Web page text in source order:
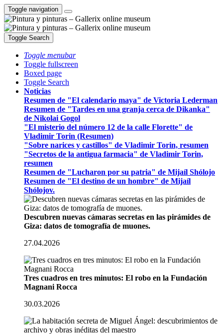
Toggle navigation
Toggle Search
Toggle menubar
Toggle fullscreen
Boxed page
Toggle Search
Noticias
Resumen de "El calendario maya" de Victoria Lederman
Resumen de "Tardes en una granja cerca de Dikanka"
de Nikolai Gogol
"El misterio del número 12 de la calle Florette" de
Vladimir Torin (Resumen)
"Sobre narices y castillos" de Vladimir Torin, resumen
"Secretos de la antigua farmacia" de Vladimir Torin,
resumen
Resumen de "Lucharon por su patria" de Mijaíl Shólojo
Resumen de "El destino de un hombre" de Mijaíl
Shólojov.
Descubren nuevas cámaras secretas en las pirámides de
Giza: datos de tomografía de muones.
27.04.2026
Tres cuadros en tres minutos: El robo en la Fundación
Magnani Rocca
30.03.2026